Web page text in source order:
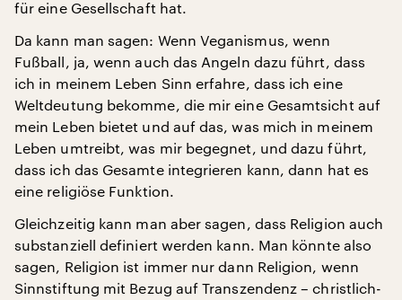
für eine Gesellschaft hat.
Da kann man sagen: Wenn Veganismus, wenn
Fußball, ja, wenn auch das Angeln dazu führt, dass
ich in meinem Leben Sinn erfahre, dass ich eine
Weltdeutung bekomme, die mir eine Gesamtsicht auf
mein Leben bietet und auf das, was mich in meinem
Leben umtreibt, was mir begegnet, und dazu führt,
dass ich das Gesamte integrieren kann, dann hat es
eine religiöse Funktion.
Gleichzeitig kann man aber sagen, dass Religion auch
substanziell definiert werden kann. Man könnte also
sagen, Religion ist immer nur dann Religion, wenn
Sinnstiftung mit Bezug auf Transzendenz – christlich-